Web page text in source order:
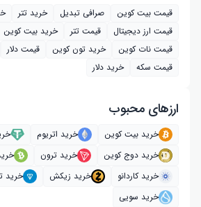
قیمت بیت کوین صرافی تبدیل خرید تتر
قیمت ارز دیجیتال
قیمت تتر خرید بیت‌ کوین
قیمت نات کوین
خرید تون کوین قیمت دلار
قیمت سکه
خرید دلار
ارز‌های محبوب
خرید بیت کوین خرید اتریوم
خرید دوج کوین
خرید ترون
خرید کاردانو
خرید زیکش
خرید
خرید سویی